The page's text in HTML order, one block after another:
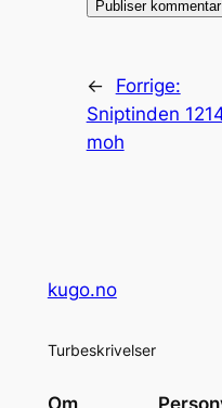
←
Forrige:
Sniptinden
moh
kugo.no
Turbeskrivelser
Om